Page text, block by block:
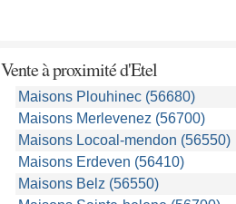
Vente à proximitéd'Etel
Maisons Plouhinec (56680)
Maisons Merlevenez (56700)
Maisons Locoal-mendon (56550)
Maisons Erdeven (56410)
Maisons Belz (56550)